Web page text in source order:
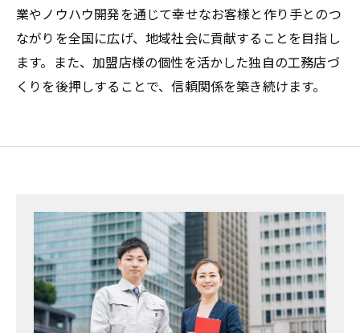
業やノウハウ開発を通じて幸せなお客様と作り手とのつ
ながりを全国に広げ、地域社会に貢献することを目指し
ます。また、加盟店様の個性を活かした独自の工務店づ
くりを後押しすることで、信頼関係を築き続けます。